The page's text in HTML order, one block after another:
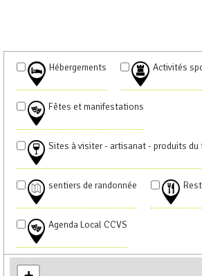
Hébergements Activités
Fêtes et manifestations
Sites à visiter - artisanat - produits du
sentiers de randonnée
Agenda Local CCVS